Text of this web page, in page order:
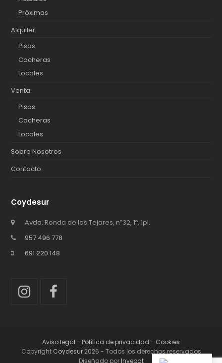
Próximas
Alquiler
Pisos
Cocheras
Locales
Venta
Pisos
Cocheras
Locales
Sobre Nosotros
Contacto
Coydesur
Avda. Ronda de los Tejares, nº32, 1º, 1pl.
957 496 778
691 220 148
Instagram
Facebook
Aviso legal - Política de privacidad - Cookies
Copyright Coydesur2026 - Todos los derechos reservados
Diseñado por Invepat